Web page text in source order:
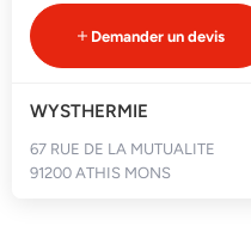
Demander un devis
WYSTHERMIE
67 RUE DE LA MUTUALITE
91200 ATHIS MONS